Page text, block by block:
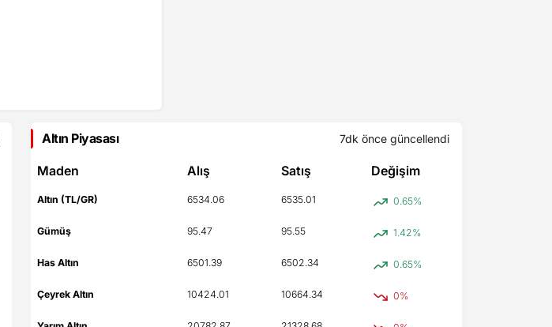
Altın Piyasası 7dk önce güncellendi
Maden Alış Satış Değişim
Altın (TL/GR) 6534.06 6535.01 0.65%
Gümüş 95.47 95.55 1.42%
Has Altın 6501.39 6502.34 0.65%
Çeyrek Altın 10424.01 10664.34 0%